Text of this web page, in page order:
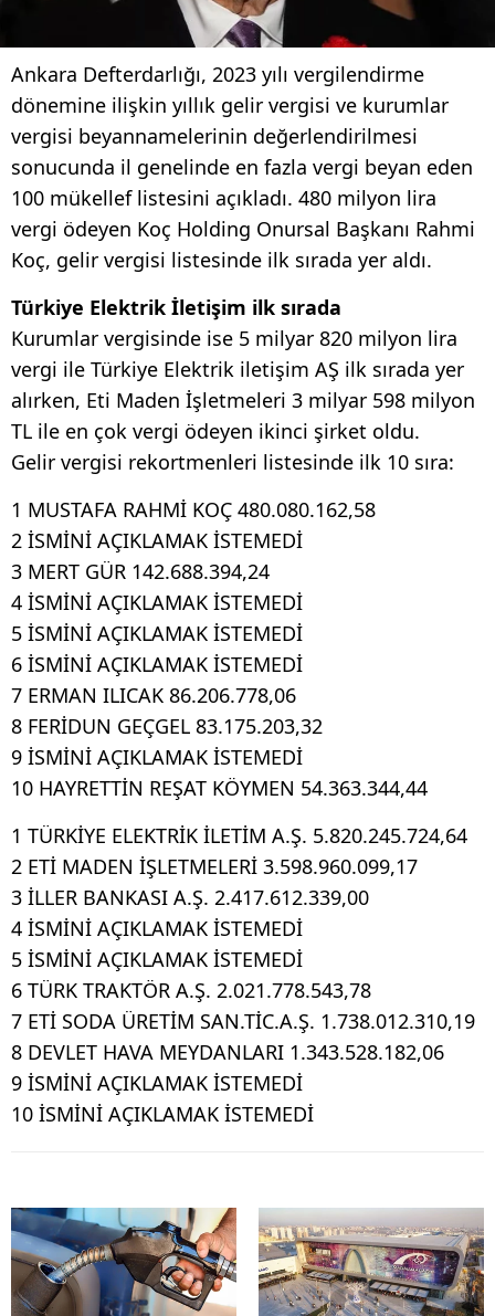
Ankara Defterdarlığı, 2023 yılı vergilendirme
dönemine ilişkin yıllık gelir vergisi ve kurumlar
vergisi beyannamelerinin değerlendirilmesi
sonucunda il genelinde en fazla vergi beyan eden
100 mükellef listesini açıkladı. 480 milyon lira
vergi ödeyen Koç Holding Onursal Başkanı Rahmi
Koç, gelir vergisi listesinde ilk sırada yer aldı.
Türkiye Elektrik İletişim ilk sırada
Kurumlar vergisinde ise 5 milyar 820 milyon lira
vergi ile Türkiye Elektrik iletişim AŞ ilk sırada yer
alırken, Eti Maden İşletmeleri 3 milyar 598 milyon
TL ile en çok vergi ödeyen ikinci şirket oldu.
Gelir vergisi rekortmenleri listesinde ilk 10 sıra:
1 MUSTAFA RAHMİ KOÇ 480.080.162,58
2 İSMİNİ AÇIKLAMAK İSTEMEDİ
3 MERT GÜR 142.688.394,24
4 İSMİNİ AÇIKLAMAK İSTEMEDİ
5 İSMİNİ AÇIKLAMAK İSTEMEDİ
6 İSMİNİ AÇIKLAMAK İSTEMEDİ
7 ERMAN ILICAK 86.206.778,06
8 FERİDUN GEÇGEL 83.175.203,32
9 İSMİNİ AÇIKLAMAK İSTEMEDİ
10 HAYRETTİN REŞAT KÖYMEN 54.363.344,44
1 TÜRKİYE ELEKTRİK İLETİM A.Ş. 5.820.245.724,64
2 ETİ MADEN İŞLETMELERİ 3.598.960.099,17
3 İLLER BANKASI A.Ş. 2.417.612.339,00
4 İSMİNİ AÇIKLAMAK İSTEMEDİ
5 İSMİNİ AÇIKLAMAK İSTEMEDİ
6 TÜRK TRAKTÖR A.Ş. 2.021.778.543,78
7 ETİ SODA ÜRETİM SAN.TİC.A.Ş. 1.738.012.310,19
8 DEVLET HAVA MEYDANLARI 1.343.528.182,06
9 İSMİNİ AÇIKLAMAK İSTEMEDİ
10 İSMİNİ AÇIKLAMAK İSTEMEDİ